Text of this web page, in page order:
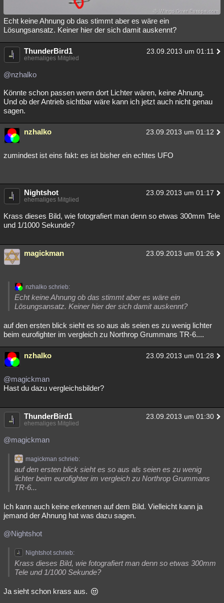
Echt keine Ahnung ob das stimmt aber es wäre ein
Lösungsansatz. Keiner hier der sich damit auskennt?
ThunderBird1 23.09.2013 um 01:11
ehemaliges Mitglied
@nzhalko
Könnte schon passen wenn dort Lichter wären, keine Ahnung.
Und ob der Antrieb sichtbar wäre kann ich jetzt auch nicht genau
sagen.
nzhalko 23.09.2013 um 01:12
zumindest ist eins fakt: es ist bisher ein echtes UFO
Nightshot 23.09.2013 um 01:17
ehemaliges Mitglied
Krass dieses Bild, wie fotografiert man denn so etwas 300mm Tele
und 1/1000 Sekunde?
magickman 23.09.2013 um 01:26
nzhalko schrieb:
Echt keine Ahnung ob das stimmt aber es wäre ein
Lösungsansatz. Keiner hier der sich damit auskennt?
auf den ersten blick sieht es so aus als seien es zu wenig lichter
beim eurofighter im vergleich zu Northrop Grummans TR-6....
nzhalko 23.09.2013 um 01:28
@magickman
Hast du dazu vergleichsbilder?
ThunderBird1 23.09.2013 um 01:30
ehemaliges Mitglied
@magickman
magickman schrieb:
auf den ersten blick sieht es so aus als seien es zu wenig
lichter beim eurofighter im vergleich zu Northrop Grummans
TR-6...
Ich kann auch keine erkennen auf dem Bild. Vielleicht kann ja
jemand der Ahnung hat was dazu sagen.
@Nightshot
Nightshot schrieb:
Krass dieses Bild, wie fotografiert man denn so etwas 300mm
Tele und 1/1000 Sekunde?
Ja sieht schon krass aus.